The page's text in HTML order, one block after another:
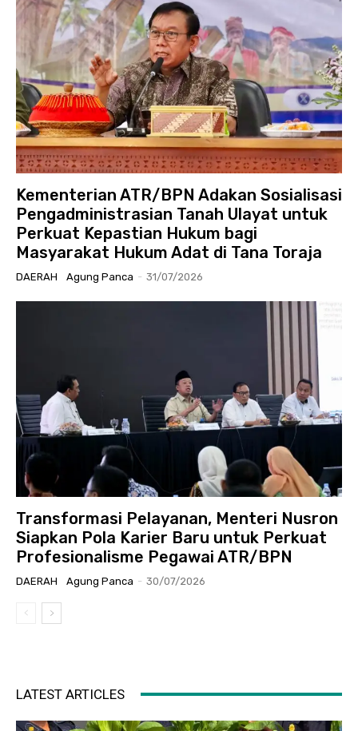
Kementerian ATR/BPN Adakan Sosialisasi
Pengadministrasian Tanah Ulayat untuk
Perkuat Kepastian Hukum bagi
Masyarakat Hukum Adat di Tana Toraja
DAERAH Agung Panca - 31/07/2026
Transformasi Pelayanan, Menteri Nusron
Siapkan Pola Karier Baru untuk Perkuat
Profesionalisme Pegawai ATR/BPN
DAERAH Agung Panca - 30/07/2026
LATEST ARTICLES